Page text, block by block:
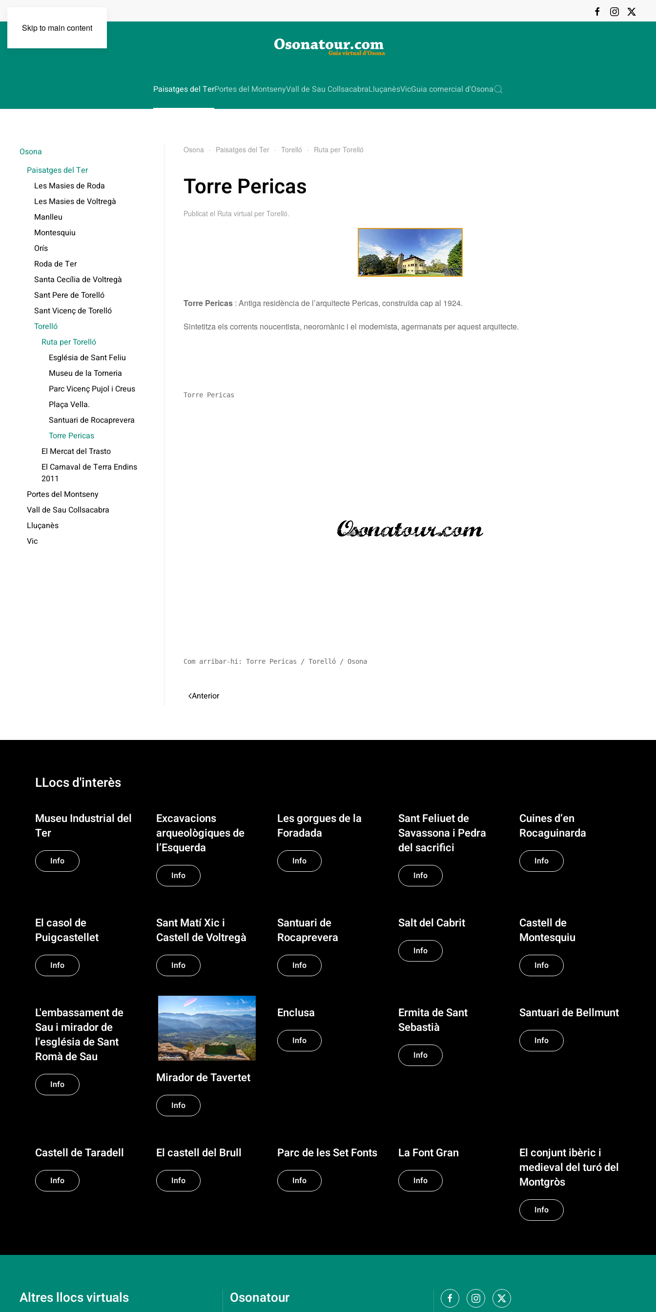
Skip to main content
Paisatges del TerPortes del MontsenyVall de Sau CollsacabraLluçanèsVicGuia comercial d'Osona
Osona Paisatges del Ter Torelló Ruta per Torelló
Torre Pericas
Publicat el Ruta virtual per Torelló.
Torre Pericas : Antiga residència de l’arquitecte Pericas, construïda cap al 1924.
Sintetitza els corrents noucentista, neoromànic i el modernista, agermanats per aquest arquitecte.
Torre Pericas
Com arribar-hi: Torre Pericas / Torelló / Osona
Anterior
Osona
Paisatges del Ter
Les Masies de Roda
Les Masies de Voltregà
Manlleu
Montesquiu
Orís
Roda de Ter
Santa Cecília de Voltregà
Sant Pere de Torelló
Sant Vicenç de Torelló
Torelló
Ruta per Torelló
Església de Sant Feliu
Museu de la Torneria
Parc Vicenç Pujol i Creus
Plaça Vella.
Santuari de Rocaprevera
Torre Pericas
El Mercat del Trasto
El Carnaval de Terra Endins
2011
Portes del Montseny
Vall de Sau Collsacabra
Lluçanès
Vic
LLocs d'interès
Museu Industrial del
Ter
Info
Excavacions
arqueològiques de
l’Esquerda
Info
Les gorgues de la
Foradada
Info
Sant Feliuet de
Savassona i Pedra
del sacrifici
Info
Cuines d’en
Rocaguinarda
Info
El casol de
Puigcastellet
Info
Sant Matí Xic i
Castell de Voltregà
Info
Santuari de
Rocaprevera
Info
Salt del Cabrit
Info
Castell de
Montesquiu
Info
L'embassament de
Sau i mirador de
l'església de Sant
Romà de Sau
Info Mirador de Tavertet
Info
Enclusa
Info
Ermita de Sant
Sebastià
Info
Santuari de Bellmunt
Info
Castell de Taradell
Info
El castell del Brull
Info
Parc de les Set Fonts
Info
La Font Gran
Info
El conjunt ibèric i
medieval del turó del
Montgròs
Info
Altres llocs virtuals Osonatour